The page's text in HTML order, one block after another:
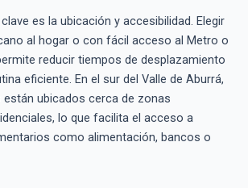
es la ubicación y accesibilidad. Elegir
al hogar o con fácil acceso al Metro o
reducir tiempos de desplazamiento
eficiente. En el sur del Valle de Aburrá,
ubicados cerca de zonas
lo que facilita el acceso a
como alimentación, bancos o